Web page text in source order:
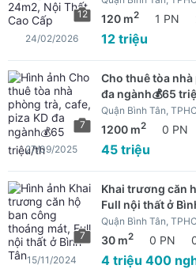
12 120 m2 1 PN
12 triệu
24/02/2026
7
Cho thuê tòa
đa ngành💰65
Quận Bình Tân,
1200 m2 0 PN
45 triệu
27/09/2025
7
Khai trương căn
Full nội thất ở
Quận Bình Tân,
30 m2 0 PN
4 triệu 400
15/11/2024